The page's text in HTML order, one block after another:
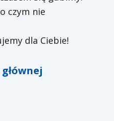
czym nie
dla Ciebie!